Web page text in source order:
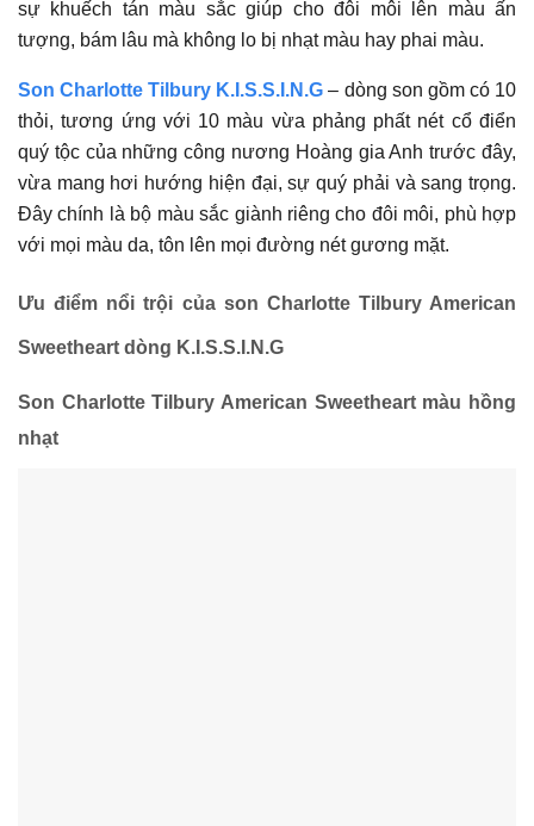
sự khuếch tán màu sắc giúp cho đôi môi lên màu ấn
tượng, bám lâu mà không lo bị nhạt màu hay phai màu.
Son Charlotte Tilbury K.I.S.S.I.N.G – dòng son gồm có 10
thỏi, tương ứng với 10 màu vừa phảng phất nét cổ điển
quý tộc của những công nương Hoàng gia Anh trước đây,
vừa mang hơi hướng hiện đại, sự quý phải và sang trọng.
Đây chính là bộ màu sắc giành riêng cho đôi môi, phù hợp
với mọi màu da, tôn lên mọi đường nét gương mặt.
Ưu điểm nổi trội của son Charlotte Tilbury American
Sweetheart dòng K.I.S.S.I.N.G
Son Charlotte Tilbury American Sweetheart màu hồng
nhạt